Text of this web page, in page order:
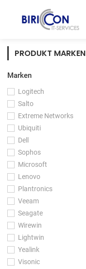
PRODUKT MARKEN
Marken
Logitech
Salto
Extreme Networks
Ubiquiti
Dell
Sophos
Microsoft
Lenovo
Plantronics
Veeam
Seagate
Wirewin
Lightwin
Yealink
Visonic